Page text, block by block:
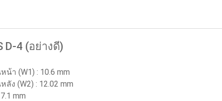
D-4 (อย่างดี)
า (W1) : 10.6 mm
ง (W2) : 12.02 mm
mm